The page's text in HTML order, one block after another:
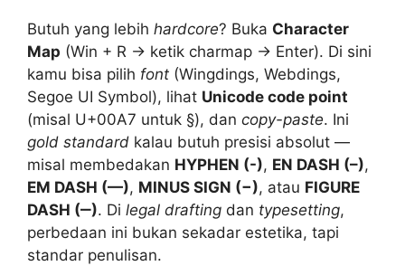
Butuh yang lebih hardcore? Buka Character
Map (Win + R → ketik charmap → Enter). Di sini
kamu bisa pilih font (Wingdings, Webdings,
Segoe UI Symbol), lihat Unicode code point
(misal U+00A7 untuk §), dan copy-paste. Ini
gold standard kalau butuh presisi absolut —
misal membedakan HYPHEN (-), EN DASH (–),
EM DASH (—), MINUS SIGN (−), atau FIGURE
DASH (‒). Di legal drafting dan typesetting,
perbedaan ini bukan sekadar estetika, tapi
standar penulisan.